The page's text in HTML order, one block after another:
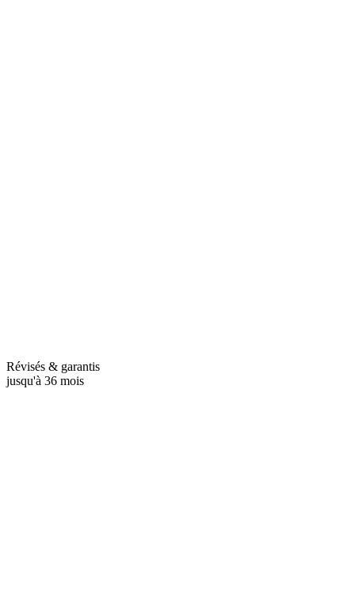
Révisés & garantis
jusqu'à 36 mois